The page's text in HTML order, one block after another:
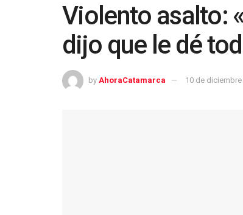
Violento asalto:
dijo que le dé
by AhoraCatamarca 10 de